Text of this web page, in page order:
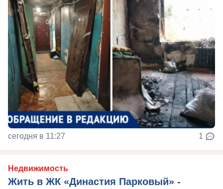
сегодня в 11:27 1
Недвижимость
Жить в ЖК «Династия Парковый» -